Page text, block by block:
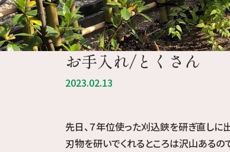
お手入れ/とくさん
2023.02.13
先日、７年位使った刈込鋏を研ぎ直しに
刃物を研いでくれるところは沢山あるの